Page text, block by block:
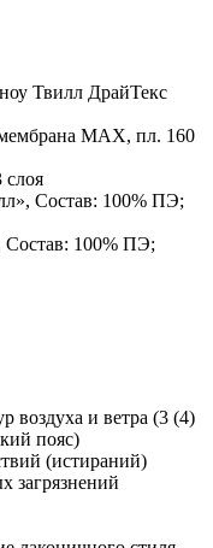
Твилл ДрайТекс
MAX, пл. 160
слоя
Состав: 100% ПЭ;
Состав: 100% ПЭ;
воздуха и ветра (3 (4)
пояс)
(истираний)
загрязнений